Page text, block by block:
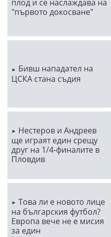
плод и се наслаждава на
"първото докосване"
Бивш нападател на
ЦСКА стана съдия
Нестеров и Андреев
ще играят един срещу
друг на 1/4-финалите в
Пловдив
Това ли е новото лице
на българския футбол?
Европа вече не е мисия
за един